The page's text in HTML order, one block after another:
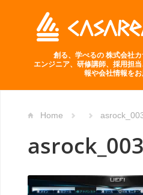
創る、学べるの 株式会社カ
エンジニア、研修講師、採用担
報や会社情報をお
Home
asrock_003